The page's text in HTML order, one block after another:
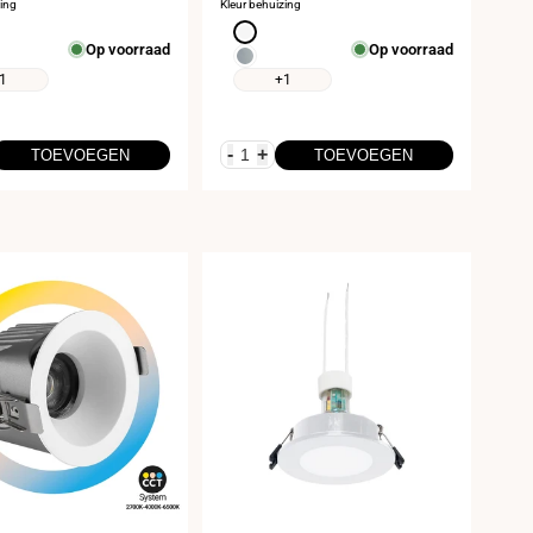
Op voorraad
TOEVOEGEN
Kleur behuizing
Wit
Chroom
+1
Op voorraad
- + TOEVOEGEN